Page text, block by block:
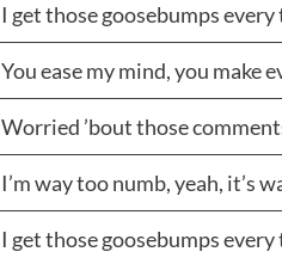
I get those goosebumps
You ease my mind, you make
Worried ’bout those
I’m way too numb, yeah, it’s
I get those goosebumps